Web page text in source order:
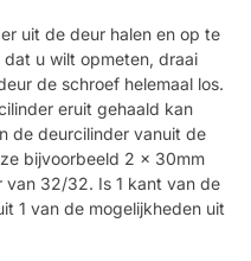
uit de deur halen en op te
u wilt opmeten, draai
de schroef helemaal los.
eruit gehaald kan
de deurcilinder vanuit de
bijvoorbeeld 2 x 30mm
van 32/32. Is 1 kant van de
1 van de mogelijkheden uit